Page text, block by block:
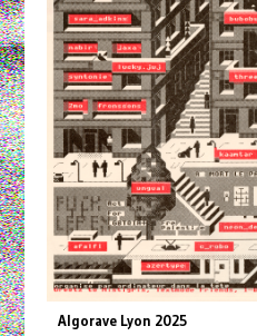
Algorave Lyon 2025